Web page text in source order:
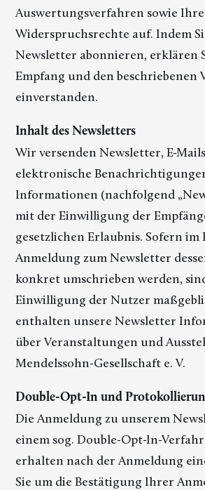
Auswertungsverfahren sowie Ihre
Widerspruchsrechte auf. Indem
Newsletter abonnieren, erklären
Empfang und den beschriebenen
einverstanden.
Inhalt des Newsletters
Wir versenden Newsletter, E-
elektronische
Informationen (nachfolgend
mit der Einwilligung der
gesetzlichen Erlaubnis. Sofern im
Anmeldung zum Newsletter
konkret umschrieben werden,
Einwilligung der Nutzer
enthalten unsere Newsletter
über Veranstaltungen und
Mendelssohn-Gesellschaft e. V.
Double-Opt-In und
Die Anmeldung zu unserem
einem sog. Double-Opt-In-
erhalten nach der Anmeldung
Sie um die Bestätigung Ihrer